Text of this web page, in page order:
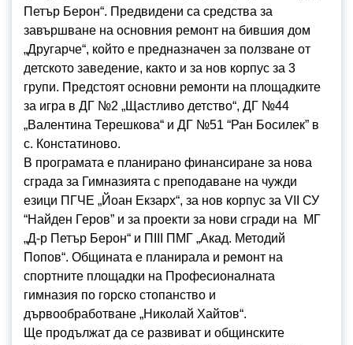
Петър Берон“. Предвидени са средства за
завършване на основния ремонт на бившия дом
„Другарче“, който е предназначен за ползване от
детското заведение, както и за нов корпус за 3
групи. Предстоят основни ремонти на площадките
за игра в ДГ №2 „Щастливо детство“, ДГ №44
„Валентина Терешкова“ и ДГ №51 “Ран Босилек” в
с. Констатиново.
В програмата е планирано финансиране за нова
сграда за Гимназията с преподаване на чужди
езици ПГЧЕ „Йоан Екзарх“, за нов корпус за VII СУ
“Найден Геров” и за проекти за нови сгради на МГ
„Д-р Петър Берон“ и ПІІІ ПМГ „Акад. Методий
Попов“. Общината е планирала и ремонт на
спортните площадки на Професионалната
гимназия по горско стопанство и
дървообработване „Николай Хайтов“.
Ще продължат да се развиват и общинските